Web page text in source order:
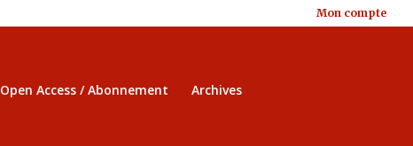
Mon compte
Open Access / Abonnement Archives